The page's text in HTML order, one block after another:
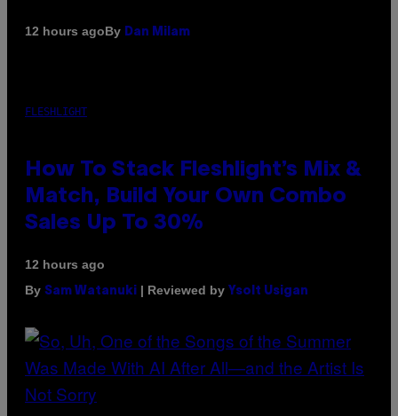
12 hours agoBy Dan Milam
FLESHLIGHT
How To Stack Fleshlight’s Mix &
Match, Build Your Own Combo
Sales Up To 30%
12 hours ago
By Sam Watanuki | Reviewed by Ysolt Usigan